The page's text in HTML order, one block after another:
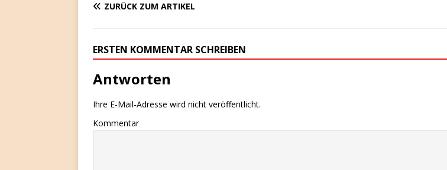
ZURÜCK ZUM ARTIKEL
ERSTEN KOMMENTAR SCHREIBEN
Antworten
Ihre E-Mail-Adresse wird nicht veröffentlicht.
Kommentar